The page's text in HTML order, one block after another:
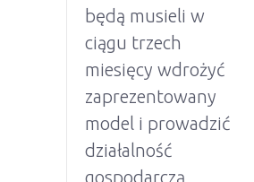
będą musieli w
ciągu trzech
miesięcy wdrożyć
zaprezentowany
model i prowadzić
działalność
gospodarczą